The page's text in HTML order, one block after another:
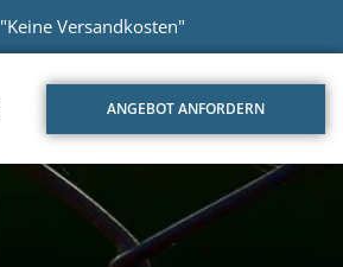
"Keine Versandkosten"
ANGEBOT ANFORDERN